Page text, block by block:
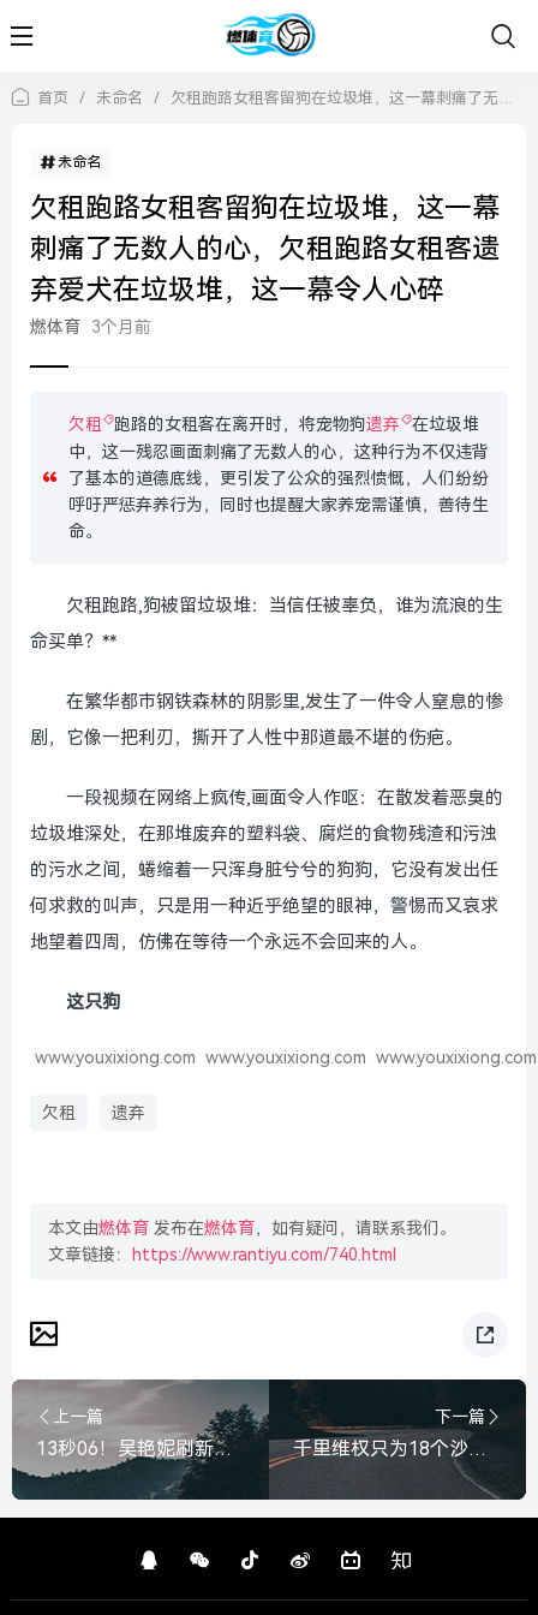
首页 / 未命名 / 欠租跑路女租客留狗在垃圾堆，这一幕刺痛了无数人的心，欠租跑路女租客遗弃爱犬在垃圾堆，这一幕令人心碎
未命名
欠租跑路女租客留狗在垃圾堆，这一幕
刺痛了无数人的心，欠租跑路女租客遗
弃爱犬在垃圾堆，这一幕令人心碎
燃体育 3个月前
欠租 跑路的女租客在离开时，将宠物狗遗弃
在垃圾堆
中，这一残忍画面刺痛了无数人的心，这种行为不仅违背
了基本的道德底线，更引发了公众的强烈愤慨，人们纷纷
呼吁严惩弃养行为，同时也提醒大家养宠需谨慎，善待生
命。
欠租跑路,狗被留垃圾堆：当信任被辜负，谁为流浪的生
命买单？**
在繁华都市钢铁森林的阴影里,发生了一件令人窒息的惨
剧，它像一把利刃，撕开了人性中那道最不堪的伤疤。
一段视频在网络上疯传,画面令人作呕：在散发着恶臭的
垃圾堆深处，在那堆废弃的塑料袋、腐烂的食物残渣和污浊
的污水之间，蜷缩着一只浑身脏兮兮的狗狗，它没有发出任
何求救的叫声，只是用一种近乎绝望的眼神，警惕而又哀求
地望着四周，仿佛在等待一个永远不会回来的人。
这只狗
www.youxixiong.com www.youxixiong.com www.youxixiong.com
欠租 遗弃
本文由燃体育 发布在燃体育，如有疑问，请联系我们。
文章链接：
https://www.rantiyu.com/740.html
上一篇
13秒06！吴艳妮刷新个人赛季最佳，用实力打破质疑，13秒06！吴艳妮刷新赛季最佳，用实力打破质疑
下一篇
千里维权只为18个沙子充电器，当诚信遭遇荒诞欺诈，商家这股劲头值得点赞，千里维权只为18个沙子充电器，商家与荒诞欺诈的较量值得点赞